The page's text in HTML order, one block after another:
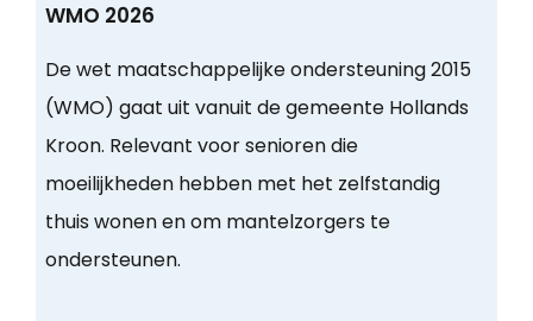
WMO 2026
De wet maatschappelijke ondersteuning 2015
(WMO) gaat uit vanuit de gemeente Hollands
Kroon. Relevant voor senioren die
moeilijkheden hebben met het zelfstandig
thuis wonen en om mantelzorgers te
ondersteunen.